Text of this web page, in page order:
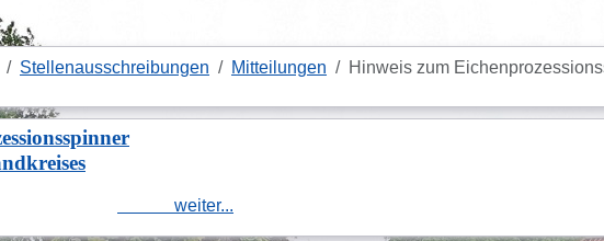
Stellenausschreibungen Mitteilungen Hinweis zum
weiter...